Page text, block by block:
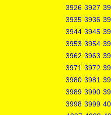
3926 3927
3935 3936
3944 3945
3953 3954
3962 3963
3971 3972
3980 3981
3989 3990
3998 3999